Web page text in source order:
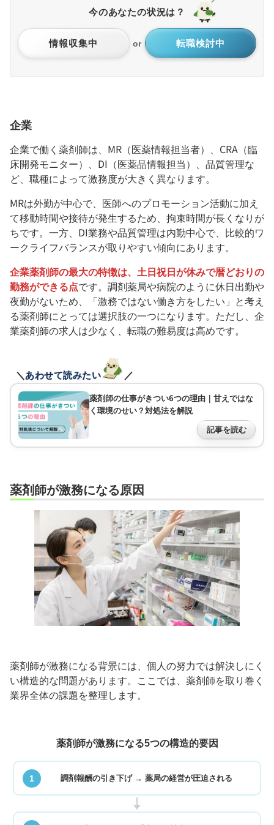
今のあなたの状況は？
情報収集中 or 転職検討中
企業
企業で働く薬剤師は、MR（医薬情報担当者）、CRA（臨
床開発モニター）、DI（医薬品情報担当）、品質管理な
ど、職種によって激務度が大きく異なります。
MRは外勤が中心で、医師へのプロモーション活動に加え
て移動時間や接待が発生するため、拘束時間が長くなりが
ちです。一方、DI業務や品質管理は内勤中心で、比較的ワ
ークライフバランスが取りやすい傾向にあります。
企業薬剤師の最大の特徴は、土日祝日が休みで暦どおりの
勤務ができる点です。調剤薬局や病院のように休日出勤や
夜勤がないため、「激務ではない働き方をしたい」と考え
る薬剤師にとっては選択肢の一つになります。ただし、企
業薬剤師の求人は少なく、転職の難易度は高めです。
＼あわせて読みたい ／
薬剤師の仕事がきつい6つの理由｜甘えではな
く環境のせい？対処法を解説
記事を読む
薬剤師が激務になる原因
薬剤師が激務になる背景には、個人の努力では解決しにく
い構造的な問題があります。ここでは、薬剤師を取り巻く
業界全体の課題を整理します。
薬剤師が激務になる5つの構造的要因
1 調剤報酬の引き下げ → 薬局の経営が圧迫される